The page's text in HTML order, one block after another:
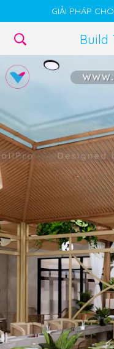
GIẢI PHÁP
Build